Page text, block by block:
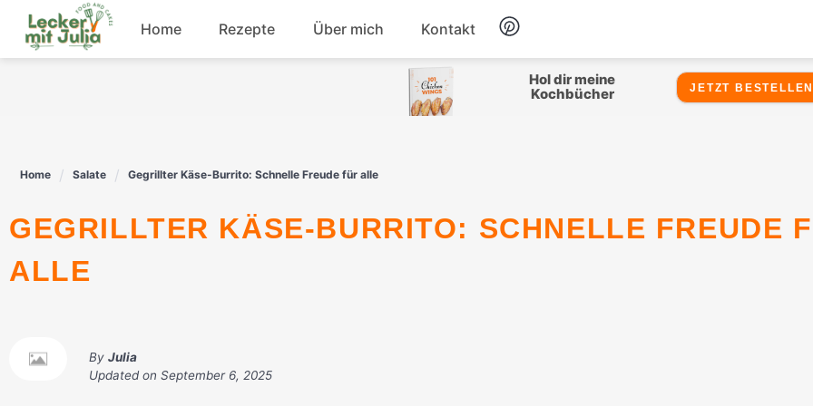
Skip
content
Home Rezepte
Hähnchen
Rindfleisch
Dessert Snacks
Über mich Kontakt
Hol dir meine
Kochbücher
JETZT
Home Salate Gegrillter Käse-Burrito: Schnelle Freude für alle
GEGRILLTER KÄSE-BURRITO: SCHNELLE FREUDE FÜR
ALLE
By Julia
Updated on September 6, 2025